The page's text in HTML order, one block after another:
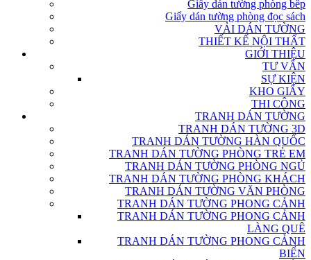
Giấy dán tường phòng bếp
Giấy dán tường phòng đọc sách
VẢI DÁN TƯỜNG
THIẾT KẾ NỘI THẤT
GIỚI THIỆU
TƯ VẤN
SỰ KIỆN
KHO GIẤY
THI CÔNG
TRANH DÁN TƯỜNG
TRANH DÁN TƯỜNG 3D
TRANH DÁN TƯỜNG HÀN QUỐC
TRANH DÁN TƯỜNG PHÒNG TRẺ EM
TRANH DÁN TƯỜNG PHÒNG NGỦ
TRANH DÁN TƯỜNG PHÒNG KHÁCH
TRANH DÁN TƯỜNG VĂN PHÒNG
TRANH DÁN TƯỜNG PHONG CẢNH
TRANH DÁN TƯỜNG PHONG CẢNH
LÀNG QUÊ
TRANH DÁN TƯỜNG PHONG CẢNH
BIỂN